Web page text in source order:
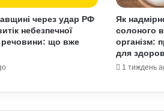
через удар РФ
небезпечної
речовини: що вже
Як
солоного
організм:
для
1 тиждень